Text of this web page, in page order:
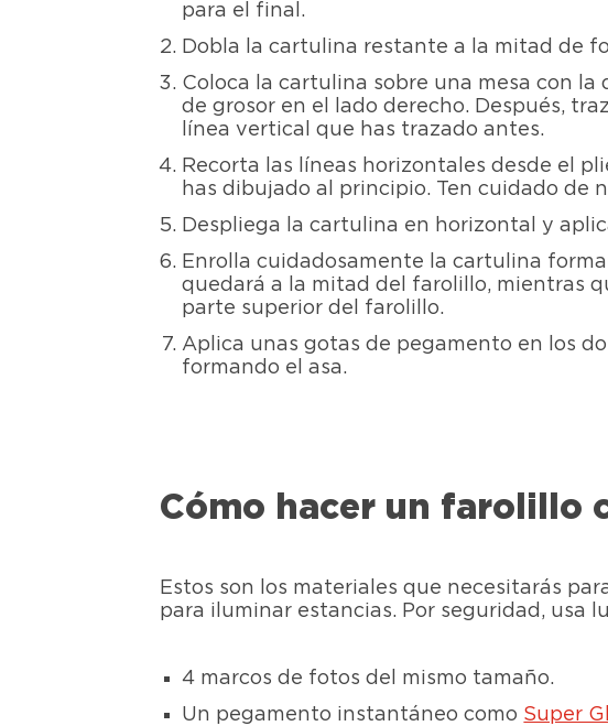
para el final.
Dobla la cartulina restante a la mitad de
Coloca la cartulina sobre una mesa con
de grosor en el lado derecho. Después,
línea vertical que has trazado antes.
Recorta las líneas horizontales desde el
has dibujado al principio. Ten cuidado de
Despliega la cartulina en horizontal y
Enrolla cuidadosamente la cartulina
quedará a la mitad del farolillo, mientras
parte superior del farolillo.
Aplica unas gotas de pegamento en los
formando el asa.
Cómo hacer un farolillo
Estos son los materiales que necesitarás
para iluminar estancias. Por seguridad, usa
4 marcos de fotos del mismo tamaño.
Un pegamento instantáneo como Super